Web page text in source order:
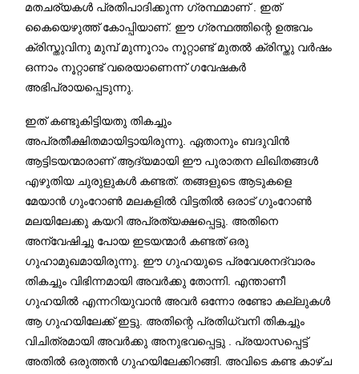
മതചര്യകൾ പ്രതിപാദിക്കുന്ന ഗ്രന്ഥമാണ് . ഇത്
കൈയെഴുത്ത് കോപ്പിയാണ്. ഈ ഗ്രന്ഥത്തിന്റെ ഉത്ഭവം
ക്രിസ്തുവിനു മുമ്പ് മുന്നൂറാം നൂറ്റാണ്ട് മുതൽ ക്രിസ്തു വർഷം
ഒന്നാം നൂറ്റാണ്ട് വരെയാണെന്ന് ഗവേഷകർ
അഭിപ്രായപ്പെടുന്നു.
ഇത് കണ്ടുകിട്ടിയതു തികച്ചും
അപ്രതീക്ഷിതമായിട്ടായിരുന്നു. ഏതാനും ബദുവിൻ
ആട്ടിടയന്മാരാണ് ആദ്യമായി ഈ പുരാതന ലിഖിതങ്ങൾ
എഴുതിയ ചുരുളുകൾ കണ്ടത്. തങ്ങളുടെ ആടുകളെ
മേയാൻ ഗുംറോൺ മലകളിൽ വിട്ടതിൽ ഒരാട് ഗുംറോൺ
മലയിലേക്കു കയറി അപ്രത്യക്ഷപ്പെട്ടു. അതിനെ
അന്വേഷിച്ചു പോയ ഇടയന്മാർ കണ്ടത് ഒരു
ഗുഹാമുഖമായിരുന്നു. ഈ ഗുഹയുടെ പ്രവേശനദ്വാരം
തികച്ചും വിഭിന്നമായി അവർക്കു തോന്നി. എന്താണീ
ഗുഹയിൽ എന്നറിയുവാൻ അവർ ഒന്നോ രണ്ടോ കല്ലുകൾ
ആ ഗുഹയിലേക്ക് ഇട്ടു. അതിന്റെ പ്രതിധ്വനി തികച്ചും
വിചിത്രമായി അവർക്കു അനുഭവപ്പെട്ടു . പ്രയാസപ്പെട്ട്
അതിൽ ഒരുത്തൻ ഗുഹയിലേക്കിറങ്ങി. അവിടെ കണ്ട കാഴ്ച